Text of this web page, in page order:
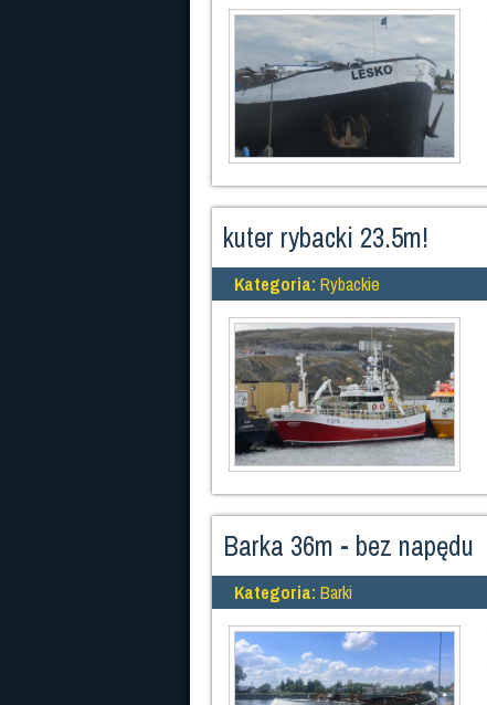
kuter rybacki 23.5m!
Kategoria: Rybackie
Barka 36m - bez napędu
Kategoria: Barki